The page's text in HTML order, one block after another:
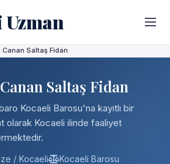
Canan Saltaş Fidan
Saltaş Fidan
Kocaeli Barosu'na kayıtlı bir
olarak Kocaeli ilinde faaliyet
/ Kocaeli Kocaeli Barosu